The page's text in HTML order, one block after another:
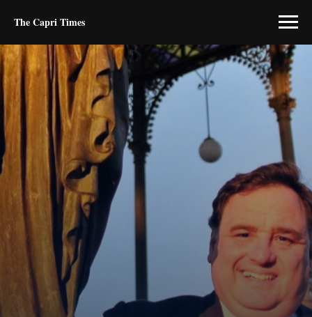
The Capri Times